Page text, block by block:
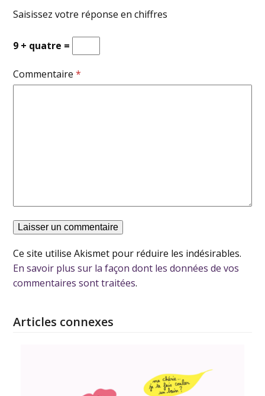
Saisissez votre réponse en chiffres
9 + quatre =
Commentaire*
Ce site utilise Akismet pour réduire les indésirables.
En savoir plus sur la façon dont les données de vos
commentaires sont traitées.
Articles connexes